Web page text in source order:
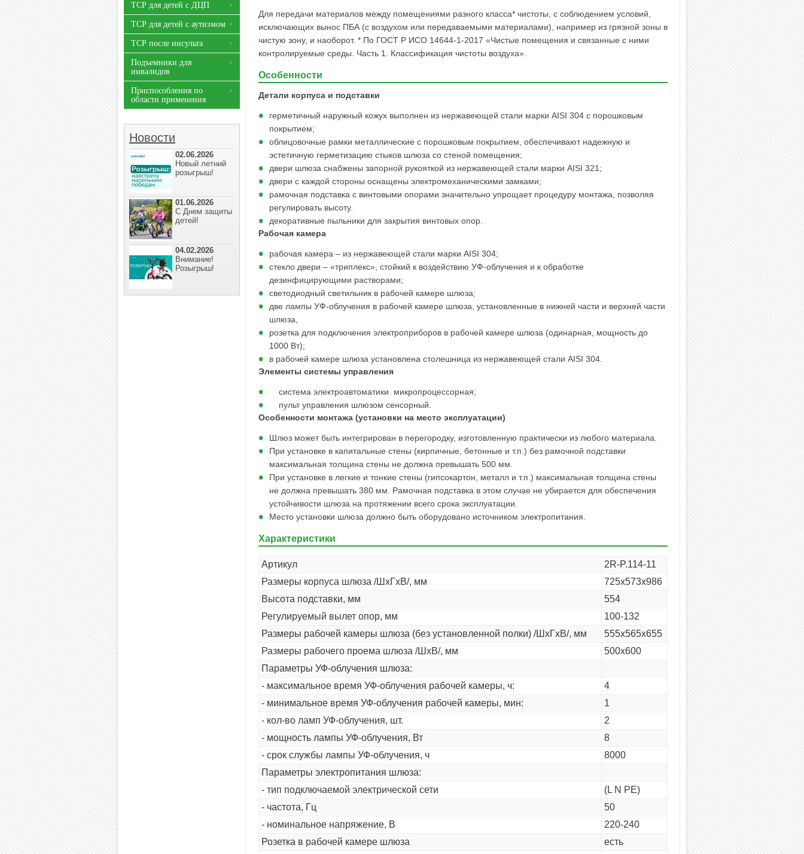
ТСР для детей с ДЦП
ТСР для детей с аутизмом
ТСР после инсульта
Подъемники для
инвалидов
Приспособления по
области применения
Новости
02.06.2026
Новый летний
розыгрыш!
01.06.2026
С Днем защиты
детей!
04.02.2026
Внимание!
Розыгрыш!
Для передачи материалов между помещениями разного класса* чистоты, с соблюдением условий,
исключающих вынос ПБА (с воздухом или передаваемыми материалами), например из грязной зоны в
чистую зону, и наоборот. * По ГОСТ Р ИСО 14644-1-2017 «Чистые помещения и связанные с ними
контролируемые среды. Часть 1. Классификация чистоты воздуха».
Особенности
Детали корпуса и подставки
герметичный наружный кожух выполнен из нержавеющей стали марки AISI 304 с порошковым
покрытием;
облицовочные рамки металлические с порошковым покрытием, обеспечивают надежную и
эстетичную герметизацию стыков шлюза со стеной помещения;
двери шлюза снабжены запорной рукояткой из нержавеющей стали марки AISI 321;
двери с каждой стороны оснащены электромеханическими замками;
рамочная подставка с винтовыми опорами значительно упрощает процедуру монтажа, позволяя
регулировать высоту.
декоративные пыльники для закрытия винтовых опор.
Рабочая камера
рабочая камера – из нержавеющей стали марки AISI 304;
стекло двери – «триплекс», стойкий к воздействию УФ-облучения и к обработке
дезинфицирующими растворами;
светодиодный светильник в рабочей камере шлюза;
две лампы УФ-облучения в рабочей камере шлюза, установленные в нижней части и верхней части
шлюза,
розетка для подключения электроприборов в рабочей камере шлюза (одинарная, мощность до
1000 Вт);
в рабочей камере шлюза установлена столешница из нержавеющей стали AISI 304.
Элементы системы управления
система электроавтоматики микропроцессорная;
пульт управления шлюзом сенсорный.
Особенности монтажа (установки на место эксплуатации)
Шлюз может быть интегрирован в перегородку, изготовленную практически из любого материала.
При установке в капитальные стены (кирпичные, бетонные и т.п.) без рамочной подставки
максимальная толщина стены не должна превышать 500 мм.
При установке в легкие и тонкие стены (гипсокартон, металл и т.п.) максимальная толщина стены
не должна превышать 380 мм. Рамочная подставка в этом случае не убирается для обеспечения
устойчивости шлюза на протяжении всего срока эксплуатации.
Место установки шлюза должно быть оборудовано источником электропитания.
Характеристики
Артикул
2R-P.114-11
Размеры корпуса шлюза /ШхГхВ/, мм
725х573х986
Высота подставки, мм
554
Регулируемый вылет опор, мм
100-132
Размеры рабочей камеры шлюза (без установленной полки) /ШхГхВ/, мм
555х565х655
Размеры рабочего проема шлюза /ШхВ/, мм
500х600
Параметры УФ-облучения шлюза:
- максимальное время УФ-облучения рабочей камеры, ч:
4
- минимальное время УФ-облучения рабочей камеры, мин:
1
- кол-во ламп УФ-облучения, шт.
2
- мощность лампы УФ-облучения, Вт
8
- срок службы лампы УФ-облучения, ч
8000
Параметры электропитания шлюза:
- тип подключаемой электрической сети
(L N PE)
- частота, Гц
50
- номинальное напряжение, В
220-240
Розетка в рабочей камере шлюза
есть